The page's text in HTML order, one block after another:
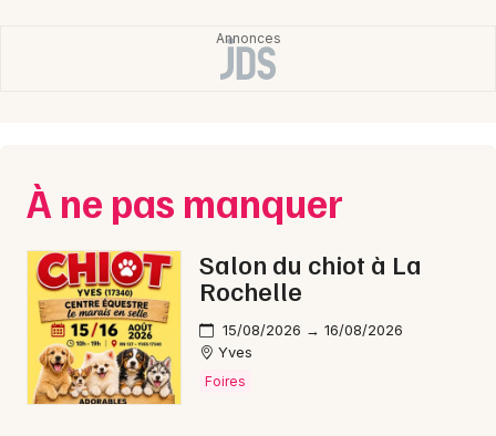
86 - Vienne
Choisir mes départements
À ne pas manquer
Salon du chiot à La
Rochelle
15/08/2026 → 16/08/2026
Yves
Foires